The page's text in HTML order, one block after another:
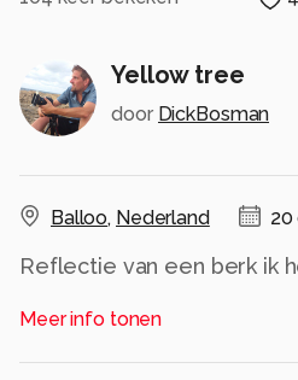
Yellow tree
door DickBosman
Balloo, Nederland 20
Reflectie van een berk ik
beweging in het water
Meer info tonen